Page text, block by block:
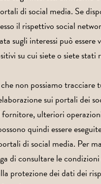
di social media. Se
il rispettivo social
sugli interessi può essere
su cui siete o siete stati
non possiamo tracciare
sui portali dei
fornitore, ulteriori
quindi essere
di social media. Per
di consultare le condizioni
protezione dei dati dei